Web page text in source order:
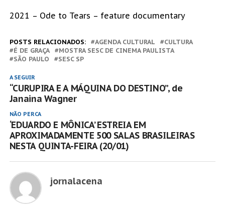
2021 – Ode to Tears – feature documentary
POSTS RELACIONADOS: AGENDA CULTURAL
CULTURA
É DE GRAÇA
MOSTRA SESC DE CINEMA PAULISTA
SÃO PAULO
SESC SP
A SEGUIR
“CURUPIRA E A MÁQUINA DO DESTINO”, de
Janaina Wagner
NÃO PERCA
‘EDUARDO E MÔNICA’ ESTREIA EM
APROXIMADAMENTE 500 SALAS BRASILEIRAS
NESTA QUINTA-FEIRA (20/01)
jornalacena